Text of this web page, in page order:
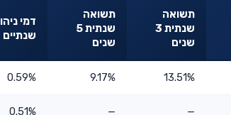
תשואה
שנתית 3
שנים
תשואה
שנתית 5
שנים
דמי
שנתיים
13.51%
9.17%
0.59%
—
—
0.51%